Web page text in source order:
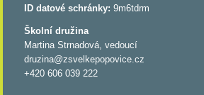
ID datové schránky:9m6tdrm
Školní družina
Martina Strnadová, vedoucí
druzina@zsvelkepopovice.cz
+420 606 039 222